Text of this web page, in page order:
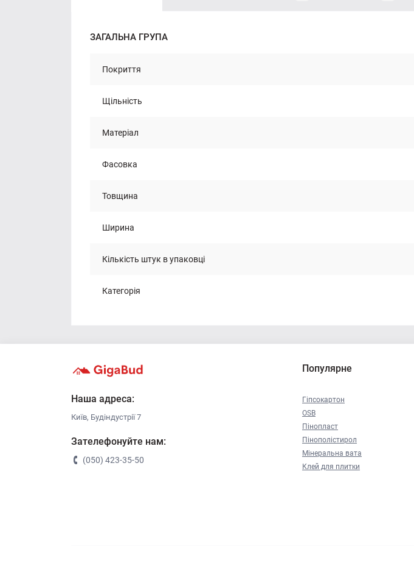
ЗАГАЛЬНА ГРУПА
Покриття
Щільність
Матеріал
Фасовка
Товщина
Ширина
Кількість штук в упаковці
Категорія
Наша адреса:
Київ, Будіндустрії 7
Зателефонуйте нам:
(050) 423-35-50
Популярне
Гіпсокартон
OSB
Пінопласт
Пінополістирол
Мінеральна вата
Клей для плитки